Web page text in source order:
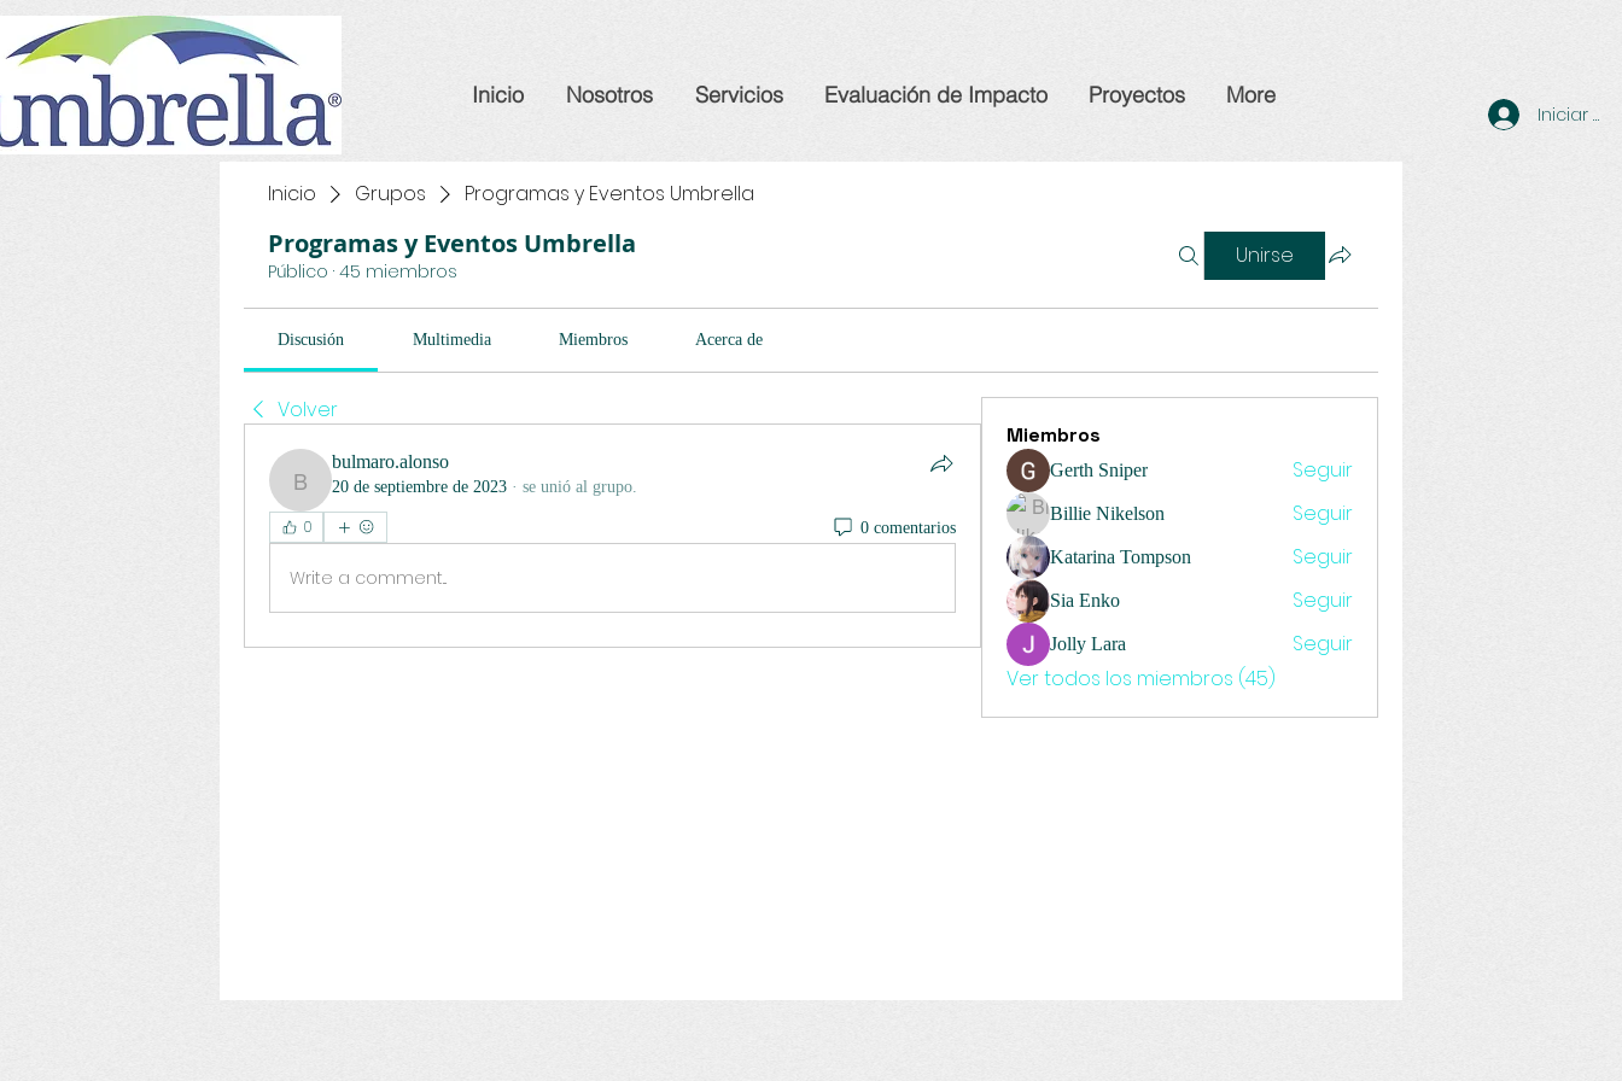
Inicio Nosotros Servicios Evaluación de Impacto Proyectos More
Iniciar
Inicio Grupos Programas y Eventos Umbrella
Programas y Eventos Umbrella
Público · 45 miembros
Unirse
Discusión Multimedia Miembros Acerca de
Volver
bulmaro.alonso
bulmaro.alonso
20 de septiembre de 2023 · se unió al grupo.
0 0 comentarios
Write a comment...
Miembros
Gerth Sniper Seguir
Billie Nikelson Seguir
Katarina Tompson Seguir
Sia Enko Seguir
Jolly Lara
Seguir
Ver todos los miembros (45)